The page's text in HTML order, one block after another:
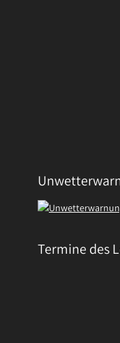
Termine des